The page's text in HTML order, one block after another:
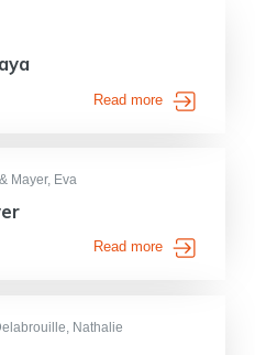
Read more
Mayer, Eva
Read more
Nathalie